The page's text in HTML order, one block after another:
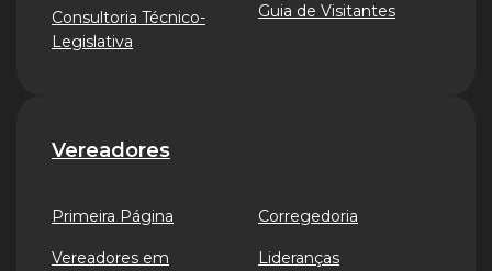
Consultoria Técnico-
Legislativa
Guia de Visitantes
Vereadores
Primeira Página
Vereadores em
Corregedoria
Lideranças